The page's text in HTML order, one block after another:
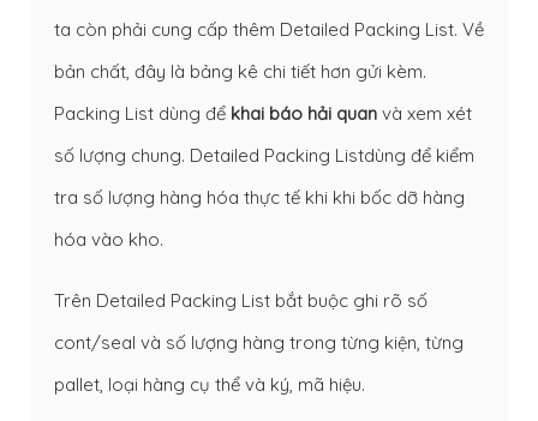
ta còn phải cung cấp thêm Detailed Packing List. Về
bản chất, đây là bảng kê chi tiết hơn gửi kèm.
Packing List dùng để khai báo hải quan và xem xét
số lượng chung. Detailed Packing Listdùng để kiểm
tra số lượng hàng hóa thực tế khi khi bốc dỡ hàng
hóa vào kho.
Trên Detailed Packing List bắt buộc ghi rõ số
cont/seal và số lượng hàng trong từng kiện, từng
pallet, loại hàng cụ thể và ký, mã hiệu.